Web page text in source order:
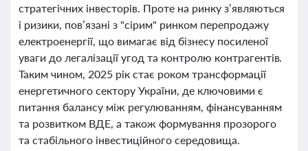
стратегічних інвесторів. Проте на ринку з’являються
і ризики, пов’язані з "сірим" ринком перепродажу
електроенергії, що вимагає від бізнесу посиленої
уваги до легалізації угод та контролю контрагентів.
Таким чином, 2025 рік стає роком трансформації
енергетичного сектору України, де ключовими є
питання балансу між регулюванням, фінансуванням
та розвитком ВДЕ, а також формування прозорого
та стабільного інвестиційного середовища.